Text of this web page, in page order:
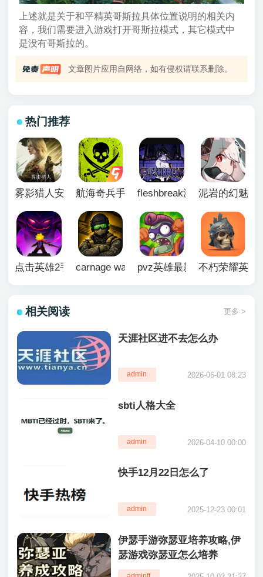
上述就是关于和平精英哥斯拉具体位置说明的相关内
容，我们需要进入游戏打开哥斯拉模式，其它模式中
是没有哥斯拉的。
文章图片应用自网络，如有侵权请联系删除。
热门推荐
雾影猎人安卓移植版航海奇兵手游正版fleshbreak游戏下载泥岩的幻魅寂
点击英雄2手机版carnage wars英文版pvz英雄最新版本不朽荣耀英文
相关阅读 更多 >
天涯社区进不去怎么办
admin 2026-06-01 08:23
sbti人格大全
admin 2026-04-10 00:00
快手12月22日怎么了
admin 2025-12-23 00:01
伊瑟手游弥瑟亚培养攻略,伊
瑟游戏弥瑟亚怎么培养